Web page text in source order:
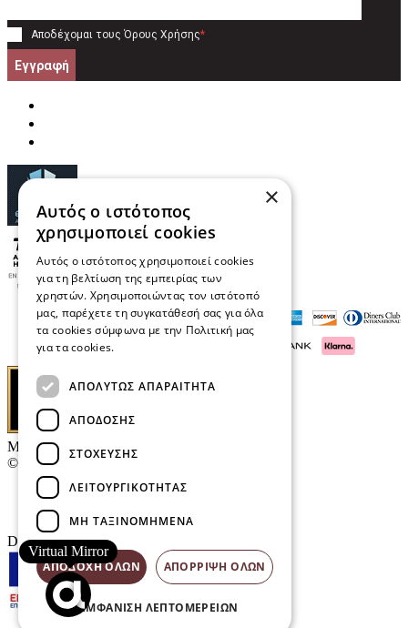
Αποδέχομαι τους Όρους Χρήσης*
Εγγραφή
Μαρκάκης Οπτικά
© 2026
Επικοινωνία
E-Volution Awards
Designed & developed by
Virtual Mirror
×
Αυτός ο ιστότοπος
χρησιμοποιεί cookies
Αυτός ο ιστότοπος χρησιμοποιεί cookies
για τη βελτίωση της εμπειρίας των
χρηστών. Χρησιμοποιώντας τον ιστότοπό
μας, παρέχετε τη συγκατάθεσή σας για όλα
τα cookies σύμφωνα με την Πολιτική μας
για τα cookies.
ΑΠΟΛΎΤΩΣ ΑΠΑΡΑΊΤΗΤΑ
ΑΠΌΔΟΣΗΣ
ΣΤΌΧΕΥΣΗΣ
ΛΕΙΤΟΥΡΓΙΚΌΤΗΤΑΣ
ΜΗ ΤΑΞΙΝΟΜΗΜΈΝΑ
ΑΠΟΔΟΧΉ ΌΛΩΝ ΑΠΌΡΡΙΨΗ ΌΛΩΝ
ΕΜΦΆΝΙΣΗ ΛΕΠΤΟΜΕΡΕΙΏΝ